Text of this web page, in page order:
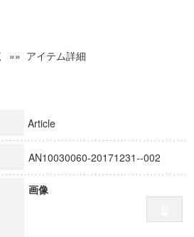
インスティテュート
究成果報告書
バルCOEプログラム市民社会ガバナンス
バルCOEプログラム論理と感性の先端的
ディングプログラム「超成熟社会発展のサ
(8)
»» アイテム詳細
Article
AN10030060-20171231--002
画像